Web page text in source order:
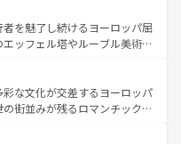
れられない旅をしてみよう！
はコンテンツ一覧 を参照してほ
熱的なフラメンコ、熱気あふ
パスが生活の一部となってい
れた雰囲気や、バルセロナの
リゾートまで多彩な表情を見
候が異なるスペインはその個
性で訪れる人を魅了する。 なお、新着のスペイン情報はコ
を魅了し続けるヨーロッパ屈
ッフェル塔やルーブル美術館
る。華麗な宮殿、歴史的な大
豊かな自然が、訪れる者を心
スは美食の国としても知ら
あるランス、プロヴァンスの
な文化が交差するヨーロッパ
街並みが残るロマンチック街
いても飽きることがない。ベ